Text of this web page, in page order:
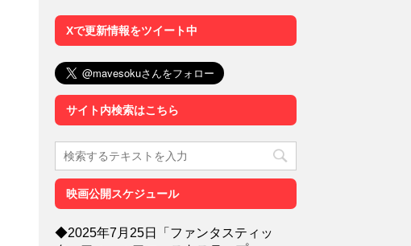
Xで更新情報をツイート中
サイト内検索はこちら
映画公開スケジュール
◆2025年7月25日「ファンタスティッ